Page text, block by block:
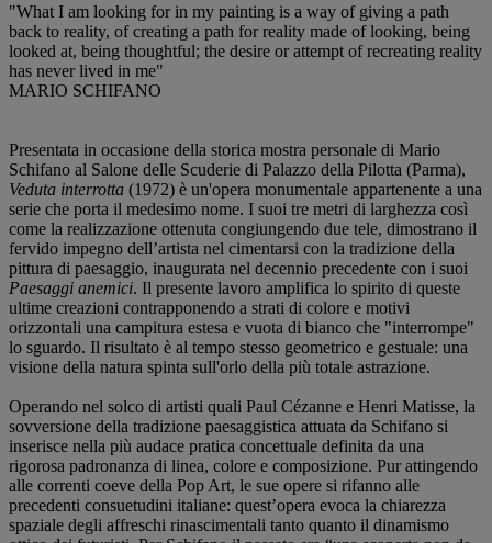
"What I am looking for in my painting is a way of giving a path
back to reality, of creating a path for reality made of looking, being
looked at, being thoughtful; the desire or attempt of recreating reality
has never lived in me"
MARIO SCHIFANO
Presentata in occasione della storica mostra personale di Mario
Schifano al Salone delle Scuderie di Palazzo della Pilotta (Parma),
Veduta interrotta (1972) è un'opera monumentale appartenente a una
serie che porta il medesimo nome. I suoi tre metri di larghezza così
come la realizzazione ottenuta congiungendo due tele, dimostrano il
fervido impegno dell’artista nel cimentarsi con la tradizione della
pittura di paesaggio, inaugurata nel decennio precedente con i suoi
Paesaggi anemici. Il presente lavoro amplifica lo spirito di queste
ultime creazioni contrapponendo a strati di colore e motivi
orizzontali una campitura estesa e vuota di bianco che "interrompe"
lo sguardo. Il risultato è al tempo stesso geometrico e gestuale: una
visione della natura spinta sull'orlo della più totale astrazione.
Operando nel solco di artisti quali Paul Cézanne e Henri Matisse, la
sovversione della tradizione paesaggistica attuata da Schifano si
inserisce nella più audace pratica concettuale definita da una
rigorosa padronanza di linea, colore e composizione. Pur attingendo
alle correnti coeve della Pop Art, le sue opere si rifanno alle
precedenti consuetudini italiane: quest’opera evoca la chiarezza
spaziale degli affreschi rinascimentali tanto quanto il dinamismo